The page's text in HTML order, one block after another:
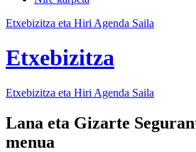
Etxebizitza eta Hiri Agenda Saila
Etxebizitza
Etxebizitza eta Hiri Agenda Saila
Lana eta Gizarte
menua